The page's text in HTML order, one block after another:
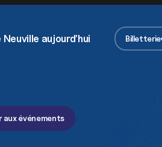
aujourd’hui Billetterie
aux événements